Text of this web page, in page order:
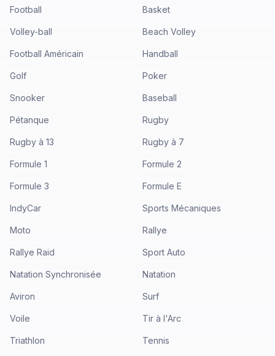
Football Basket
Volley-ball Beach Volley
Football Américain Handball
Golf Poker
Snooker Baseball
Pétanque Rugby
Rugby à 13 Rugby à 7
Formule 1 Formule 2
Formule 3 Formule E
IndyCar Sports Mécaniques
Moto Rallye
Rallye Raid Sport Auto
Natation Synchronisée Natation
Aviron Surf
Voile Tir à l'Arc
Triathlon Tennis